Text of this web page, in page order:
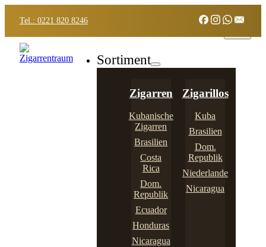
Tel.: 0221 820 8246
Sortiment
Zigarren
Kubanische
Zigarren
Brasilien
Costa
Rica
Dom.
Republik
Ecuador
Honduras
Nicaragua
Zigarillos
Kuba
Brasilien
Dom.
Republik
Niederlande
Nicaragua